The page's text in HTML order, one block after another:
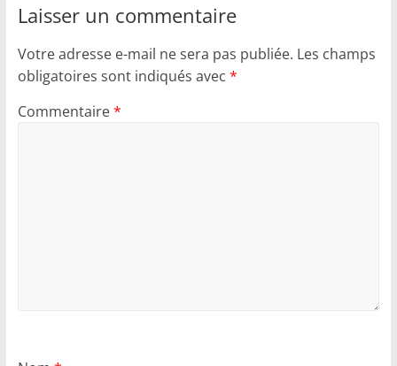
Laisser un commentaire
Votre adresse e-mail ne sera pas publiée. Les champs
obligatoires sont indiqués avec *
Commentaire*